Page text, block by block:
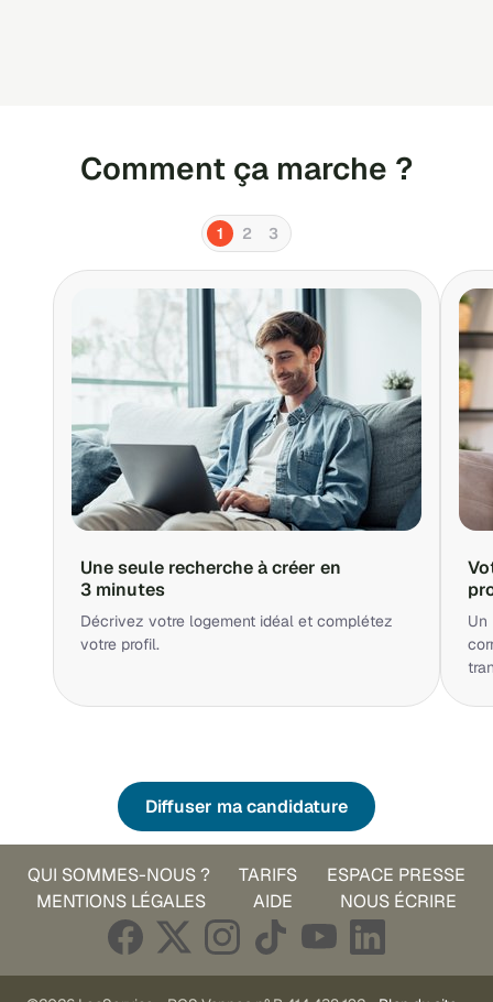
Comment ça marche ?
1 2 3
Une seule recherche à créer en
3 minutes
Décrivez votre logement idéal et complétez
votre profil.
Un
Diffuser ma candidature
QUI SOMMES-NOUS ? TARIFS
ESPACE PRESSE
MENTIONS LÉGALES
AIDE NOUS ÉCRIRE